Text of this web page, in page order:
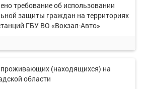
требование об использовании
защиты граждан на территориях
ГБУ ВО «Вокзал-Авто»
(находящихся) на
области